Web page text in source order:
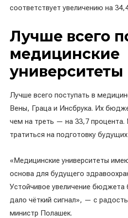
соответствует увеличению на
Лучше всего
медицинские
университеты
Лучше всего поступать в
Вены, Граца и Инсбрука. Их
чем на треть — на 33,7 процента.
тратиться на подготовку
«Медицинские университеты
основа для будущего
Устойчивое увеличение бюджета
дало чёткий сигнал», — с
министр Полашек.